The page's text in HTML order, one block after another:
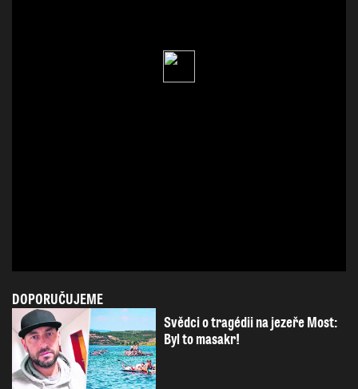
DOPORUČUJEME
Svědci o tragédii na jezeře Most:
Byl to masakr!